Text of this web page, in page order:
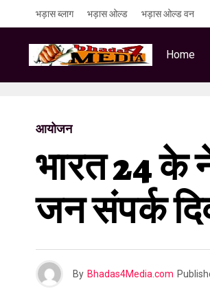
भड़ास ब्लाग भड़ास ओल्ड भड़ास ओल्ड वन
Home
आयोजन
भारत 24 के
जन संपर्क
By Bhadas4Media.com